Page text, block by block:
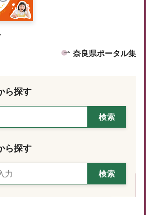
奈良県ポータル集
ら探す
ら探す